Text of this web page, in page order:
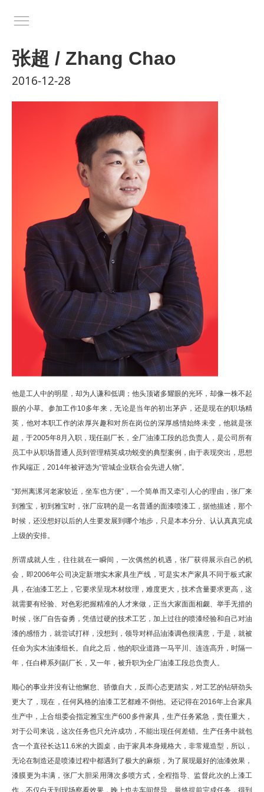
张超 / Zhang Chao
2016-12-28
他是工人中的明星，却为人谦和低调；他头顶诸多耀眼的光环，却像一株不起
眼的小草。参加工作10多年来，无论是当年的初出茅庐，还是现在的职场精
英，他对本职工作的浓厚兴趣和对所在岗位的深厚感情始终未变，他就是张
超，于2005年8月入职，现任副厂长，全厂油漆工段的总负责人，是公司所有
员工中从职场普通人员到管理精英成功蜕变的典型案例，由于表现突出，思想
作风端正，2014年被评选为“管城企业联合会先进人物”。
“郑州离漯河老家较近，坐车也方便”，一个简单而又牵引人心的理由，张厂来
到雅宝，初到雅宝时，张厂应聘的是一名普通的面漆喷漆工，据他描述，那个
时候，还没想好以后的人生要发展到哪个地步，只是本本分分、认认真真完成
上级的安排。
所谓成就人生，往往就在一瞬间，一次偶然的机遇，张厂获得展示自己的机
会，即2006年公司决定新增实木家具生产线，可是实木产家具不同于板式家
具，在油漆工艺上，它要求呈现木材纹理，难度更大，技术含量要求更高，这
就需要有经验、对色彩把握精准的人才来做，正当大家面面相觑、举手无措的
时候，张厂自告奋勇，凭借过硬的技术工艺，加上过往的喷漆经验和自己对油
漆的感悟力，就尝试打样，没想到，领导对样品油漆调色很满意，于是，就被
任命为实木油漆组长。自此之后，他的职业道路一马平川、连连高升，时隔一
年，任白榉系列副厂长，又一年，被升职为全厂油漆工段总负责人。
顺心的事业并没有让他懈怠、骄傲自大，反而心态更踏实，对工艺的钻研劲头
更大了，现在，任何风格的油漆工艺都难不倒他。还记得在2016年上合家具
生产中，上合组委会指定雅宝生产600多件家具，生产任务紧急，责任重大，
对于公司来说，这次任务也只允许成功，不能出现任何差错。生产任务中就包
含一个直径长达11.6米的大圆桌，由于家具本身规格大，非常规造型，所以，
无论在制造还是喷漆过程中都遇到了极大的麻烦，为了展现最好的油漆效果，
漆膜更为丰满，张厂大胆采用薄次多喷方式，全程指导、监督此次的上漆工
作，不仅白天到现场察看效果，晚上也去车间督导，最终提前完成任务，得到